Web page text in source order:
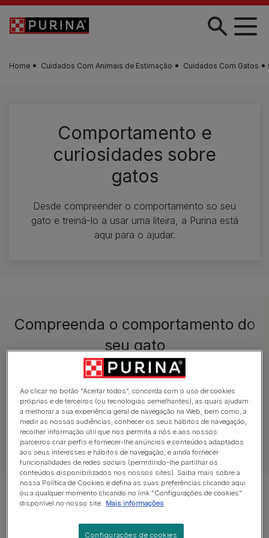
Skip to main content
Home Cuidados Com Animais de Estimação Cuidados Com Gatos
Comportamento e
curiosidades sobre
gatos
Desde compreender o comportamento so seu
gato e treiná-lo a usar uma liteira, a Purina está
aqui para o ajudar.
Compreenda o comportamento do
seu gato
Dúvidas comuns Compreender os Gatos
Ver todos os Artigos de Gato
Mostrar 12 de 34 artigos
Artigos mais vistos
Ao clicar no botão "Aceitar todos", concorda com o uso de cookies
próprias e de terceiros (ou tecnologias semelhantes), as quais ajudam
a melhorar a sua experiência geral de navegação na Web, bem como, a
medir as nossas audiências, conhecer os seus hábitos de navegação,
recolher informação útil que nos permita a nós e aos nossos
parceiros criar perfis e fornecer-lhe anúncios e conteúdos adaptados
aos seus interesses e hábitos de navegação, e ainda fornecer
funcionalidades de redes sociais (permitindo-lhe partilhar os
conteúdos disponibilizados nos nossos sites). Saiba mais sobre a
nossa Política de Cookies e defina as suas preferências clicando aqui
ou a qualquer momento clicando no link "Configurações de cookies"
disponível no nosso site. Mais informações
Configurações de cookies